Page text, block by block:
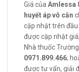
đau tức ngực.
nhờ vào tác
Tác dụng -
8mg/10mg
Điều trị thay thế
Giá của Amlessa
huyết áp vô căn
cập nhật trên
được cập nhật
Nhà thuốc
0971.899.466;
được tư vấn, giải